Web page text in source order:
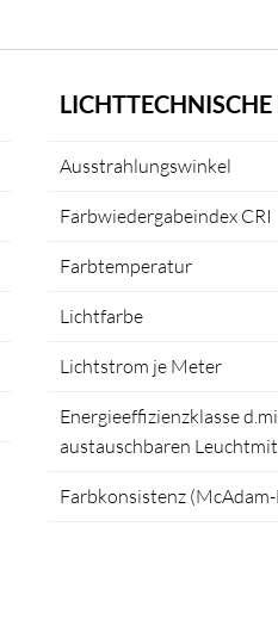
LICHTTECHNISCHE
Ausstrahlungswinkel
Farbwiedergabeindex CRI
Farbtemperatur
Lichtfarbe
Lichtstrom je Meter
Energieeffizienzklasse
austauschbaren
Farbkonsistenz